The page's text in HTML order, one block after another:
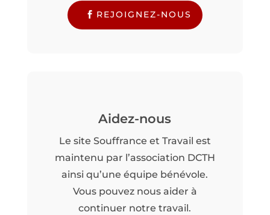
REJOIGNEZ-NOUS
Aidez-nous
Le site Souffrance et Travail est
maintenu par l’association DCTH
ainsi qu’une équipe bénévole.
Vous pouvez nous aider à
continuer notre travail.